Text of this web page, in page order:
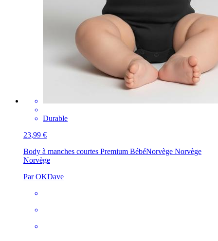
Durable
23,99 €
Body à manches courtes Premium BébéNorvège Norvège
Norvège
Par OKDave